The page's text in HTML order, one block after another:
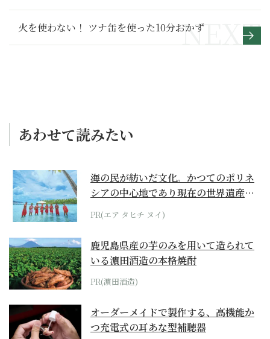
火を使わない！ ツナ缶を使った10分おかず
あわせて読みたい
海の民が紡いだ文化。かつてのポリネ
シアの中心地であり現在の世界遺産か
らみえてくる...
PR(エア タヒチ ヌイ)
鹿児島県産の芋のみを用いて造られて
いる濵田酒造の本格焼酎
PR(濵田酒造)
オーダーメイドで製作する、高機能か
つ充電式の耳あな型補聴器